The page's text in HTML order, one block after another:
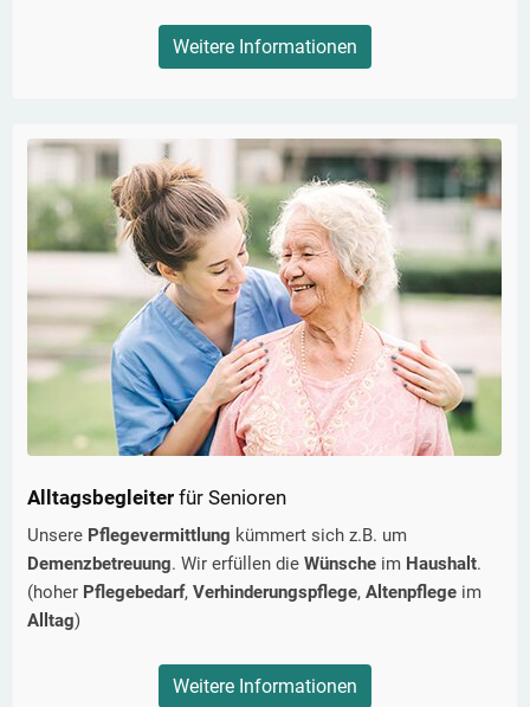
Weitere Informationen
Alltagsbegleiter für Senioren
Unsere Pflegevermittlung kümmert sich z.B. um
Demenzbetreuung. Wir erfüllen die Wünsche im Haushalt.
(hoher Pflegebedarf, Verhinderungspflege, Altenpflege im
Alltag)
Weitere Informationen